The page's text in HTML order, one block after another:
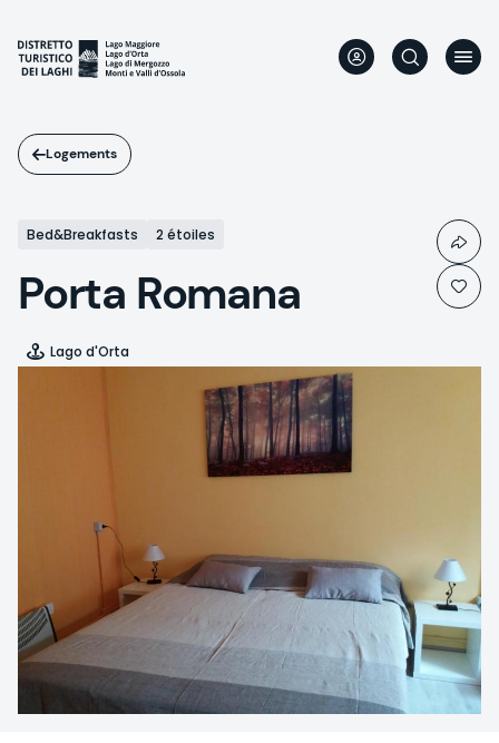
contenu
principal
Logements
Bed&Breakfasts 2 étoiles
Porta Romana
Lago d'Orta